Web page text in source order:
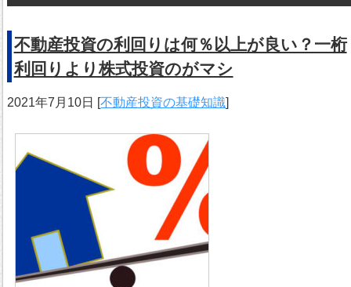
不動産投資の利回りは何％以上が良い？一桁
利回りより株式投資のがマシ
2021年7月10日 [不動産投資の基礎知識]